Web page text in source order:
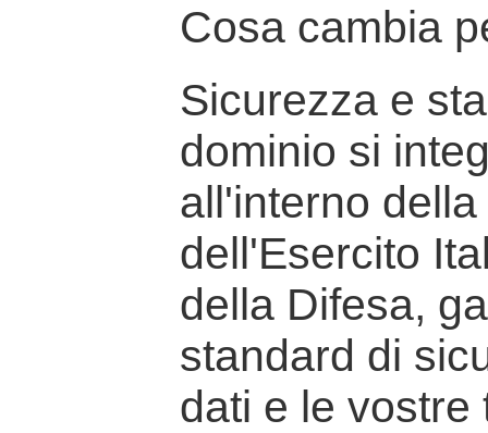
Cosa cambia
Sicurezza e
dominio si
all'interno
dell'Esercito
della Difesa,
standard di
dati e le vostre